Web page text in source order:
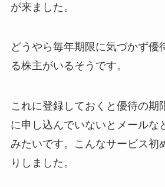
が来ました。
どうやら毎年期限に気づかず優
る株主がいるそうです。
これに登録しておくと優待の期
に申し込んでいないとメールな
みたいです。こんなサービス初
りしました。